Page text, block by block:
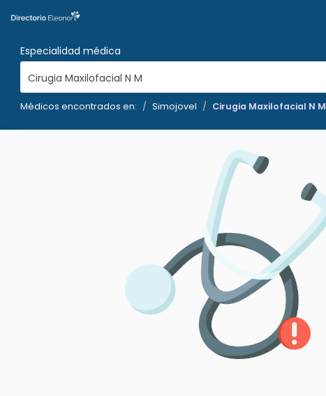
Especialidad médica
Cirugia Maxilofacial N M
Médicos encontrados en: Simojovel Cirugia Maxilofacial N M